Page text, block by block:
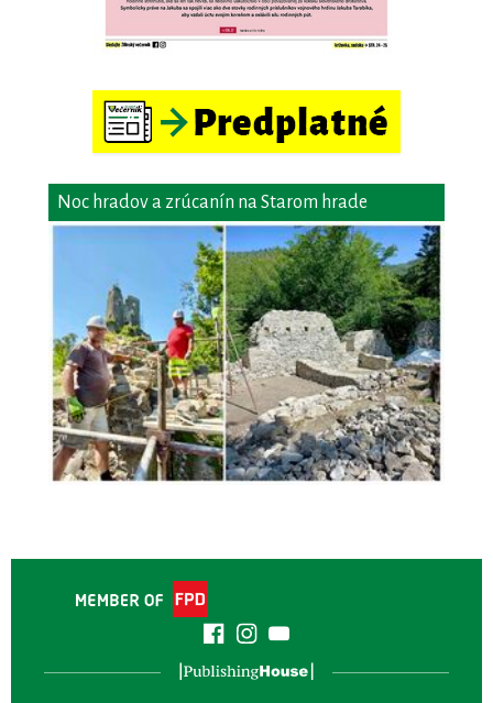
Noc hradov a zrúcanín na Starom hrade